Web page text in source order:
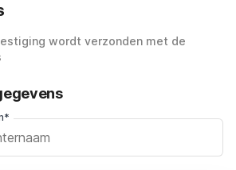
wordt verzonden met de